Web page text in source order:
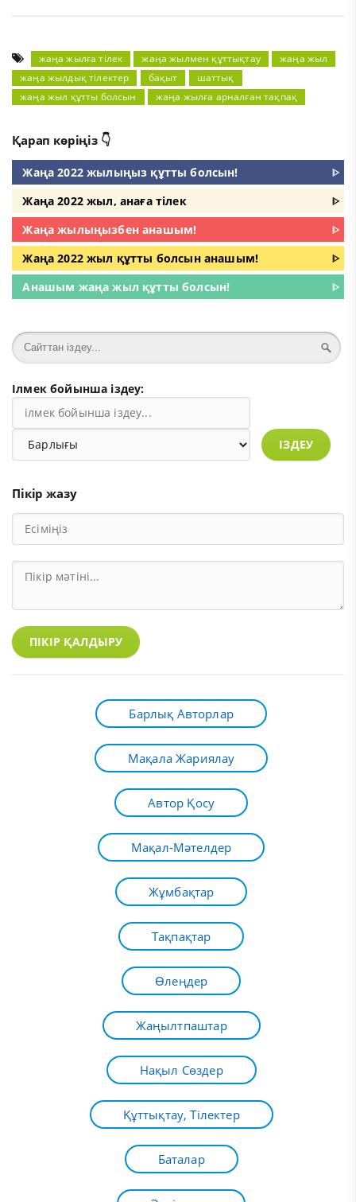
жаңа жылға тілек жаңа жылмен құттықтау
жаңа жыл
жаңа жылдық тілектер
бақыт
шаттық
жаңа жыл құтты болсын
жаңа жылға арналған тақпақ
Қарап көріңіз 👇
Жаңа 2022 жылыңыз құтты болсын!
ᐈ
Жаңа 2022 жыл, анаға тілек
ᐈ
Жаңа жылыңызбен анашым!
ᐈ
Жаңа 2022 жыл құтты болсын анашым!
ᐈ
Анашым жаңа жыл құтты болсын!
ᐈ
Ілмек бойынша іздеу:
ІЗДЕУ
Пікір жазу
ПІКІР ҚАЛДЫРУ
Барлық Авторлар
Мақала Жариялау
Автор Қосу
Мақал-Мәтелдер
Жұмбақтар
Тақпақтар
Өлеңдер
Жаңылтпаштар
Нақыл Сөздер
Құттықтау, Тілектер
Баталар